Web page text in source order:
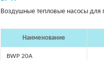
Воздушные тепловые насосы для
Наименование
BWP 20A